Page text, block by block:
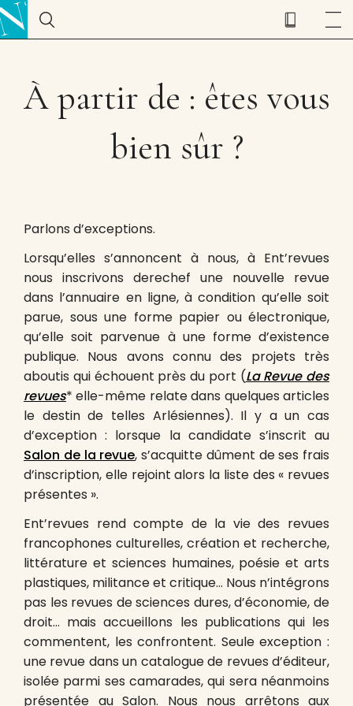
À partir de : êtes vous
bien sûr ?
Parlons d’exceptions.
Lorsqu’elles s’annoncent à nous, à Ent’revues
nous inscrivons derechef une nouvelle revue
dans l’annuaire en ligne, à condition qu’elle soit
parue, sous une forme papier ou électronique,
qu’elle soit parvenue à une forme d’existence
publique. Nous avons connu des projets très
aboutis qui échouent près du port (La Revue des
revues* elle-même relate dans quelques articles
le destin de telles Arlésiennes). Il y a un cas
d’exception : lorsque la candidate s’inscrit au
Salon de la revue, s’acquitte dûment de ses frais
d’inscription, elle rejoint alors la liste des « revues
présentes ».
Ent’revues rend compte de la vie des revues
francophones culturelles, création et recherche,
littérature et sciences humaines, poésie et arts
plastiques, militance et critique… Nous n’intégrons
pas les revues de sciences dures, d’économie, de
droit… mais accueillons les publications qui les
commentent, les confrontent. Seule exception :
une revue dans un catalogue de revues d’éditeur,
isolée parmi ses camarades, qui sera néanmoins
présentée au Salon. Nous nous arrêtons aux